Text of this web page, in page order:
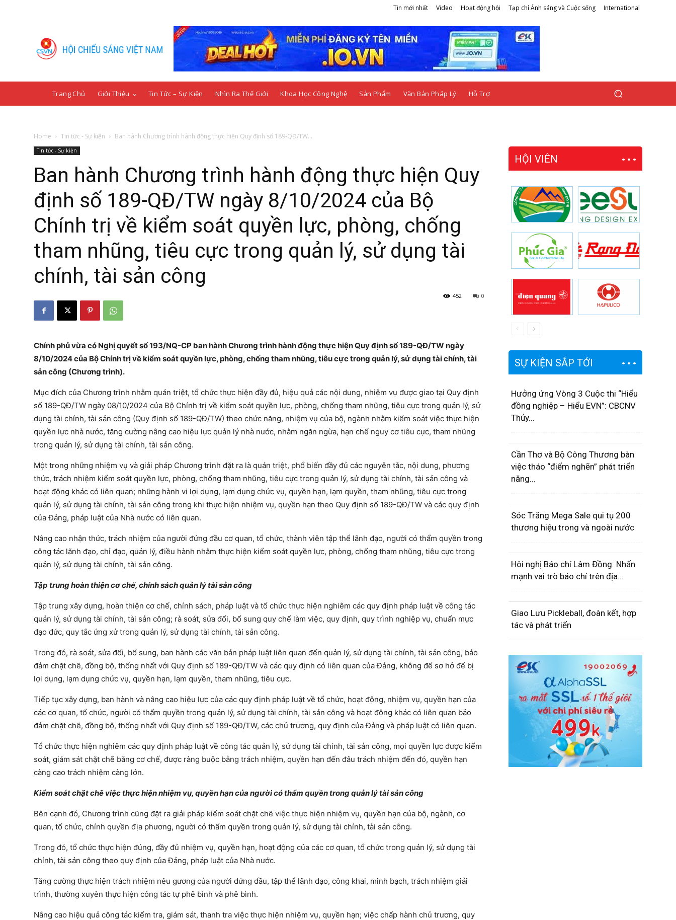
Tin mới nhất Video Hoạt động hội Tạp chí Ánh sáng và Cuộc sống International
Trang Chủ Giới Thiệu Tin Tức – Sự Kiện Nhìn Ra Thế Giới Khoa Học Công Nghệ Sản Phẩm Văn Bản Pháp Lý Hỗ Trợ
Home Tin tức - Sự kiện Ban hành Chương trình hành động thực hiện Quy định số 189-QĐ/TW...
Tin tức - Sự kiện
Ban hành Chương trình hành động thực hiện Quy
định số 189-QĐ/TW ngày 8/10/2024 của Bộ
Chính trị về kiểm soát quyền lực, phòng, chống
tham nhũng, tiêu cực trong quản lý, sử dụng tài
chính, tài sản công
0
452
Chính phủ vừa có Nghị quyết số 193/NQ-CP ban hành Chương trình hành động thực hiện Quy định số 189-QĐ/TW ngày
8/10/2024 của Bộ Chính trị về kiểm soát quyền lực, phòng, chống tham nhũng, tiêu cực trong quản lý, sử dụng tài chính, tài
sản công (Chương trình).
Mục đích của Chương trình nhằm quán triệt, tổ chức thực hiện đầy đủ, hiệu quả các nội dung, nhiệm vụ được giao tại Quy định
số 189-QĐ/TW ngày 08/10/2024 của Bộ Chính trị về kiểm soát quyền lực, phòng, chống tham nhũng, tiêu cực trong quản lý, sử
dụng tài chính, tài sản công (Quy định số 189-QĐ/TW) theo chức năng, nhiệm vụ của bộ, ngành nhằm kiểm soát việc thực hiện
quyền lực nhà nước, tăng cường nâng cao hiệu lực quản lý nhà nước, nhằm ngăn ngừa, hạn chế nguy cơ tiêu cực, tham nhũng
trong quản lý, sử dụng tài chính, tài sản công.
Một trong những nhiệm vụ và giải pháp Chương trình đặt ra là quán triệt, phổ biến đầy đủ các nguyên tắc, nội dung, phương
thức, trách nhiệm kiểm soát quyền lực, phòng, chống tham nhũng, tiêu cực trong quản lý, sử dụng tài chính, tài sản công và
hoạt động khác có liên quan; những hành vi lợi dụng, lạm dụng chức vụ, quyền hạn, lạm quyền, tham nhũng, tiêu cực trong
quản lý, sử dụng tài chính, tài sản công trong khi thực hiện nhiệm vụ, quyền hạn theo Quy định số 189-QĐ/TW và các quy định
của Đảng, pháp luật của Nhà nước có liên quan.
Nâng cao nhận thức, trách nhiệm của người đứng đầu cơ quan, tổ chức, thành viên tập thể lãnh đạo, người có thẩm quyền trong
công tác lãnh đạo, chỉ đạo, quản lý, điều hành nhằm thực hiện kiểm soát quyền lực, phòng, chống tham nhũng, tiêu cực trong
quản lý, sử dụng tài chính, tài sản công.
Tập trung hoàn thiện cơ chế, chính sách quản lý tài sản công
Tập trung xây dựng, hoàn thiện cơ chế, chính sách, pháp luật và tổ chức thực hiện nghiêm các quy định pháp luật về công tác
quản lý, sử dụng tài chính, tài sản công; rà soát, sửa đổi, bổ sung quy chế làm việc, quy định, quy trình nghiệp vụ, chuẩn mực
đạo đức, quy tắc ứng xử trong quản lý, sử dụng tài chính, tài sản công.
Trong đó, rà soát, sửa đổi, bổ sung, ban hành các văn bản pháp luật liên quan đến quản lý, sử dụng tài chính, tài sản công, bảo
đảm chặt chẽ, đồng bộ, thống nhất với Quy định số 189-QĐ/TW và các quy định có liên quan của Đảng, không để sơ hở để bị
lợi dụng, lạm dụng chức vụ, quyền hạn, lạm quyền, tham nhũng, tiêu cực.
Tiếp tục xây dựng, ban hành và nâng cao hiệu lực của các quy định pháp luật về tổ chức, hoạt động, nhiệm vụ, quyền hạn của
các cơ quan, tổ chức, người có thẩm quyền trong quản lý, sử dụng tài chính, tài sản công và hoạt động khác có liên quan bảo
đảm chặt chẽ, đồng bộ, thống nhất với Quy định số 189-QĐ/TW, các chủ trương, quy định của Đảng và pháp luật có liên quan.
Tổ chức thực hiện nghiêm các quy định pháp luật về công tác quản lý, sử dụng tài chính, tài sản công, mọi quyền lực được kiểm
soát, giám sát chặt chẽ bằng cơ chế, được ràng buộc bằng trách nhiệm, quyền hạn đến đâu trách nhiệm đến đó, quyền hạn
càng cao trách nhiệm càng lớn.
Kiểm soát chặt chẽ việc thực hiện nhiệm vụ, quyền hạn của người có thẩm quyền trong quản lý tài sản công
Bên cạnh đó, Chương trình cũng đặt ra giải pháp kiểm soát chặt chẽ việc thực hiện nhiệm vụ, quyền hạn của bộ, ngành, cơ
quan, tổ chức, chính quyền địa phương, người có thẩm quyền trong quản lý, sử dụng tài chính, tài sản công.
Trong đó, tổ chức thực hiện đúng, đầy đủ nhiệm vụ, quyền hạn, hoạt động của các cơ quan, tổ chức trong quản lý, sử dụng tài
chính, tài sản công theo quy định của Đảng, pháp luật của Nhà nước.
Tăng cường thực hiện trách nhiệm nêu gương của người đứng đầu, tập thể lãnh đạo, công khai, minh bạch, trách nhiệm giải
trình, thường xuyên thực hiện công tác tự phê bình và phê bình.
Nâng cao hiệu quả công tác kiểm tra, giám sát, thanh tra việc thực hiện nhiệm vụ, quyền hạn; việc chấp hành chủ trương, quy
HỘI VIÊN
SỰ KIỆN SẮP TỚI
Hưởng ứng Vòng 3 Cuộc thi “Hiểu
đồng nghiệp – Hiểu EVN”: CBCNV
Thủy...
Cần Thơ và Bộ Công Thương bàn
việc tháo “điểm nghẽn” phát triển
năng...
Sóc Trăng Mega Sale qui tụ 200
thương hiệu trong và ngoài nước
Hôi nghị Báo chí Lâm Đồng: Nhấn
mạnh vai trò báo chí trên địa...
Giao Lưu Pickleball, đoàn kết, hợp
tác và phát triển